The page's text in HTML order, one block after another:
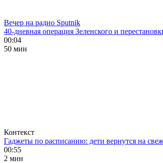
Вечер на радио Sputnik
40-дневная операция Зеленского и
00:04
50 мин
Контекст
Гаджеты по расписанию: дети вернутся на
00:55
2 мин